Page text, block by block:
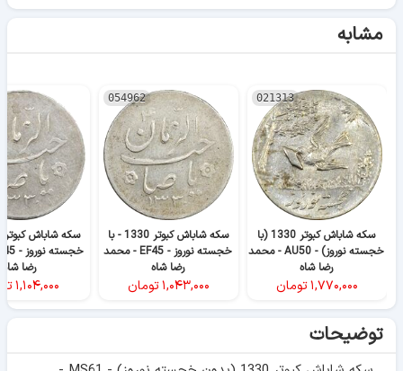
مشابه
021313
سکه شاباش کبوتر 1330 (با
خجسته نوروز) - AU50 - محمد
رضا شاه
۱,۷۷۰,۰۰۰تومان
054962
سکه شاباش کبوتر 1330 - با
خجسته نوروز - EF45 - محمد
رضا شاه
۱,۰۴۳,۰۰۰تومان
رضا شاه
۱,۱۰۴,۰۰۰
توضیحات